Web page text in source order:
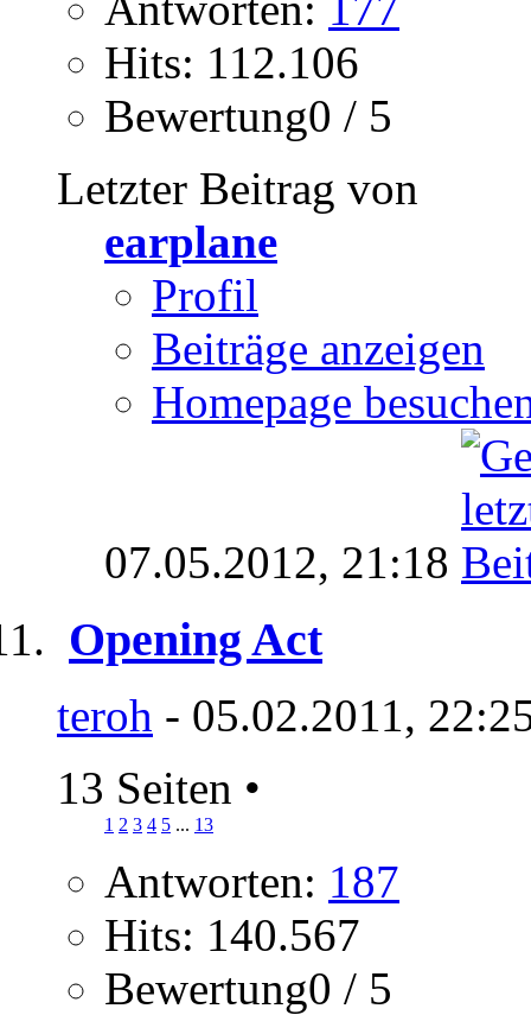
Hits: 112.106
Bewertung0 / 5
Letzter Beitrag von
earplane
Profil
Beiträge anzeigen
Homepage
07.05.2012, 21:18
Opening Act
teroh - 05.02.2011,
13 Seiten •
1 2 3 4 5 ... 13
Antworten: 187
Hits: 140.567
Bewertung0 / 5